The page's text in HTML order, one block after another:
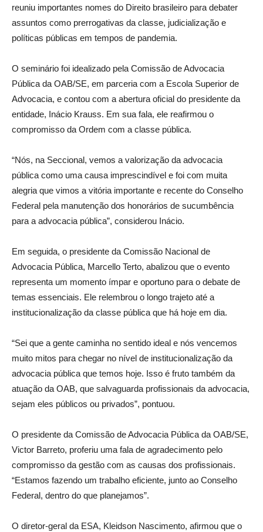
reuniu importantes nomes do Direito brasileiro para debater
assuntos como prerrogativas da classe, judicialização e
políticas públicas em tempos de pandemia.
O seminário foi idealizado pela Comissão de Advocacia
Pública da OAB/SE, em parceria com a Escola Superior de
Advocacia, e contou com a abertura oficial do presidente da
entidade, Inácio Krauss. Em sua fala, ele reafirmou o
compromisso da Ordem com a classe pública.
“Nós, na Seccional, vemos a valorização da advocacia
pública como uma causa imprescindível e foi com muita
alegria que vimos a vitória importante e recente do Conselho
Federal pela manutenção dos honorários de sucumbência
para a advocacia pública”, considerou Inácio.
Em seguida, o presidente da Comissão Nacional de
Advocacia Pública, Marcello Terto, abalizou que o evento
representa um momento ímpar e oportuno para o debate de
temas essenciais. Ele relembrou o longo trajeto até a
institucionalização da classe pública que há hoje em dia.
“Sei que a gente caminha no sentido ideal e nós vencemos
muito mitos para chegar no nível de institucionalização da
advocacia pública que temos hoje. Isso é fruto também da
atuação da OAB, que salvaguarda profissionais da advocacia,
sejam eles públicos ou privados”, pontuou.
O presidente da Comissão de Advocacia Pública da OAB/SE,
Victor Barreto, proferiu uma fala de agradecimento pelo
compromisso da gestão com as causas dos profissionais.
“Estamos fazendo um trabalho eficiente, junto ao Conselho
Federal, dentro do que planejamos”.
O diretor-geral da ESA, Kleidson Nascimento, afirmou que o